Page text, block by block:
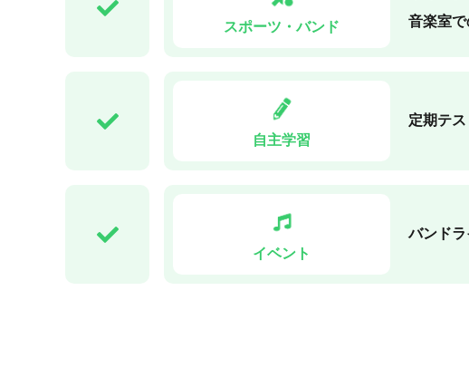
スポーツ・バンド
音楽室で
自主学習
定期テ
イベント
バンド